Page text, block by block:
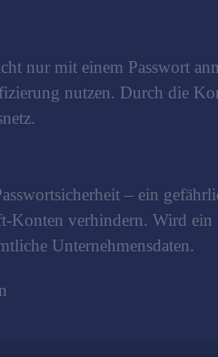
nur mit einem Passwort
nutzen. Durch die
– ein
verhindern. Wird ein
Unternehmensdaten.